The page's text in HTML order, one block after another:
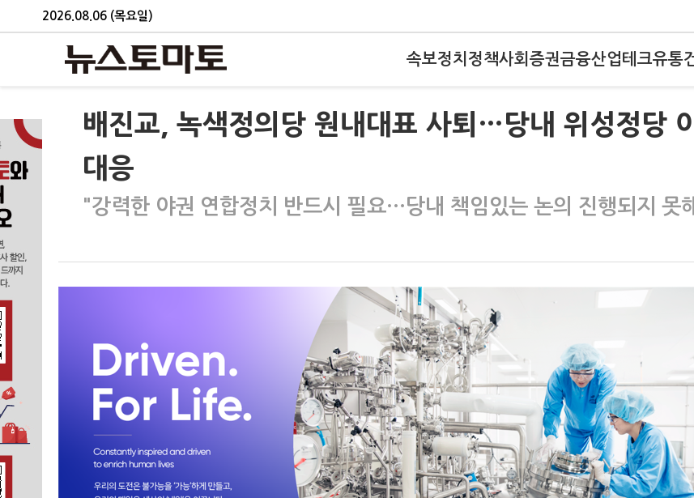
2026.08.06 (목요일)
속보정치 정책사회 증권금융산업테크유통
배진교, 녹색정의당 원내대표 사퇴…당내 위성정당
대응
"강력한 야권 연합정치 반드시 필요…당내 책임있는 논의 진행되지 못